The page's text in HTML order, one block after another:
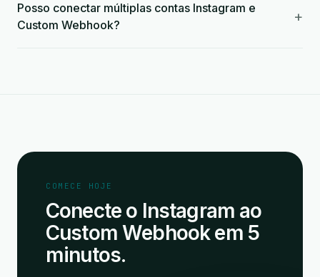
Posso conectar múltiplas contas Instagram e
Custom Webhook?
+
COMECE HOJE
Conecte o Instagram ao
Custom Webhook em 5
minutos.